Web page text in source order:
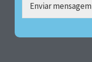
Enviar mensagem